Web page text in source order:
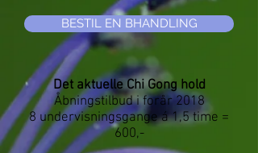
BESTIL EN BHANDLING
Det aktuelle Chi Gong hold
Åbningstilbud i forår 2018
8 undervisningsgange á 1,5 time =
600,-